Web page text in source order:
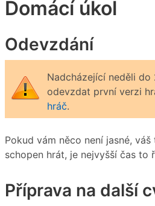
Domácí úkol
Odevzdání
Nadcházející neděli
odevzdat první verzi
hráč.
Pokud vám něco není jasné,
schopen hrát, je nejvyšší čas to
Příprava na další